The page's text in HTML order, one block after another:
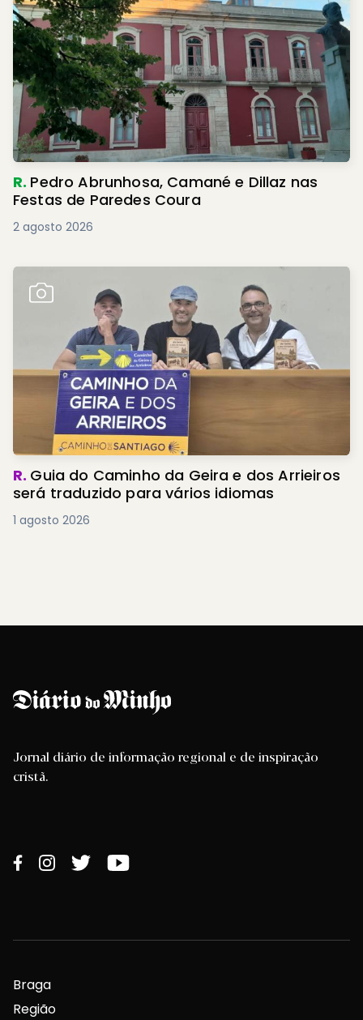
R. Pedro Abrunhosa, Camané e Dillaz nas
Festas de Paredes Coura
2 agosto 2026
R. Guia do Caminho da Geira e dos Arrieiros
será traduzido para vários idiomas
1 agosto 2026
Jornal diário de informação regional e de inspiração
cristã.
Braga
Região